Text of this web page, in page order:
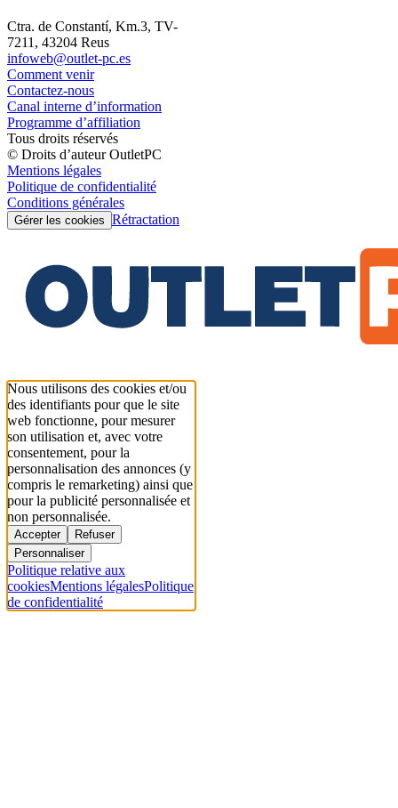
Ctra. de Constantí, Km.3, TV-
7211, 43204 Reus
infoweb@outlet-pc.es
Comment venir
Contactez-nous
Canal interne d’information
Programme d’affiliation
Tous droits réservés
© Droits d’auteur OutletPC
Mentions légales
Politique de confidentialité
Conditions générales
Gérer les cookies Rétractation
Nous utilisons des cookies et/ou
des identifiants pour que le site
web fonctionne, pour mesurer
son utilisation et, avec votre
consentement, pour la
personnalisation des annonces (y
compris le remarketing) ainsi que
pour la publicité personnalisée et
non personnalisée.
Accepter
Refuser
Personnaliser
Politique relative aux
cookiesMentions légalesPolitique
de confidentialité